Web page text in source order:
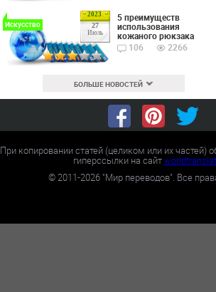
2023
27
Июль
Искусство
5 преимуществ
использования
кожаного рюкзака
106
2266
БОЛЬШЕ НОВОСТЕЙ
При копировании статей (целиком или их частей)
гиперссылки на сайт
©2011-2026 "Мир переводов". Все